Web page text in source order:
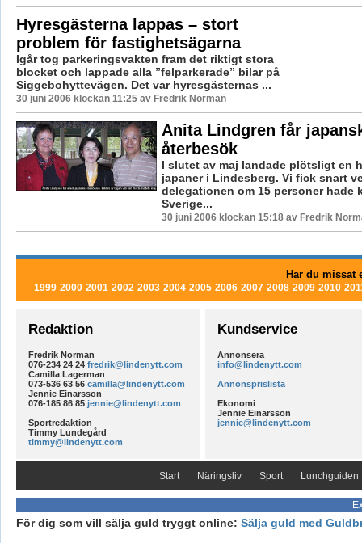
Hyresgästerna lappas – stort
problem för fastighetsägarna
Igår tog parkeringsvakten fram det riktigt stora
blocket och lappade alla ”felparkerade” bilar på
Siggebohyttevägen. Det var hyresgästernas ...
30 juni 2006 klockan 11:25 av Fredrik Norman
Anita Lindgren får
återbesök
I slutet av maj landade plötsligt en
japaner i Lindesberg. Vi fick snart
delegationen om 15 personer hade
Sverige...
30 juni 2006 klockan 15:18 av Fredrik
Har du missat
1999 2000 2001 2002 2003 2004 2005 2006 2007 2008 2009 2010
Redaktion
Fredrik Norman
076-234 24 24 fredrik@lindenytt.com
Camilla Lagerman
073-536 63 56 camilla@lindenytt.com
Jennie Einarsson
076-185 86 85 jennie@lindenytt.com
Sportredaktion
Timmy Lundegård
timmy@lindenytt.com
Kundservice
Annonsera
info@lindenytt.com
Annonsprislista
Ekonomi
Jennie Einarsson
jennie@lindenytt.com
Start Näringsliv Sport Lunchguiden
För dig som vill sälja guld tryggt online: Sälja guld med